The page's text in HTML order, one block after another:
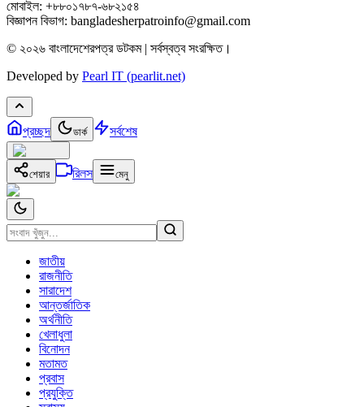
মোবাইল: +৮৮০১৭৮৭-৬৮২১৫৪
বিজ্ঞাপন বিভাগ: bangladesherpatroinfo@gmail.com
© ২০২৬ বাংলাদেশেরপত্র ডটকম | সর্বস্বত্ব সংরক্ষিত।
Developed by Pearl IT (pearlit.net)
প্রচ্ছদ ডার্ক সর্বশেষ
শেয়ার রিলস মেনু
জাতীয়
রাজনীতি
সারাদেশ
আন্তর্জাতিক
অর্থনীতি
খেলাধুলা
বিনোদন
মতামত
প্রবাস
প্রযুক্তি